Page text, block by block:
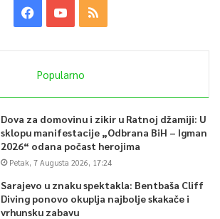
Popularno
Dova za domovinu i zikir u Ratnoj džamiji: U
sklopu manifestacije „Odbrana BiH – Igman
2026“ odana počast herojima
Petak, 7 Augusta 2026, 17:24
Sarajevo u znaku spektakla: Bentbaša Cliff
Diving ponovo okuplja najbolje skakače i
vrhunsku zabavu